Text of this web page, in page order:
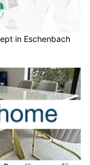
in Eschenbach